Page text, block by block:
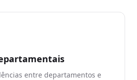
entre departamentos e